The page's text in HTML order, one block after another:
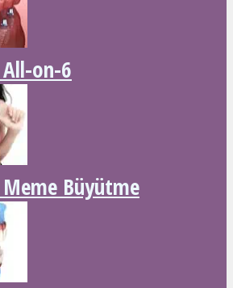
All-on-6
Meme Büyütme